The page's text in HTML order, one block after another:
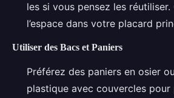
les si vous pensez les
l’espace dans votre placard
Utiliser des Bacs et Paniers
Préférez des paniers en osier
plastique avec couvercles